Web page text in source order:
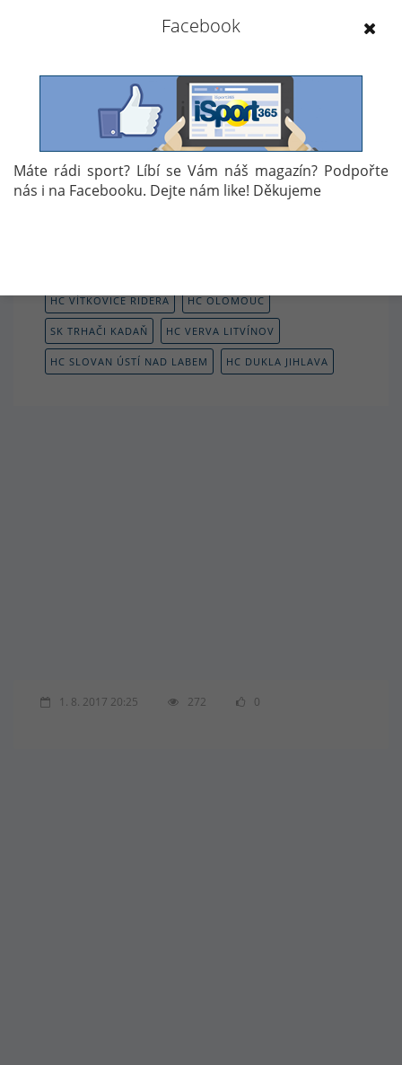
Gula, 35. Jícha – 22. a 47. Macek, 31. Navarra
9. Topinka, 13. Pacanda, 26. Chalupa – 24.
a 49. Chrpa, 23. ?, 33. Chlouba, 34. Buchtela
Autor: D.P.
HC VÍTKOVICE RIDERA HC OLOMOUC
SK TRHAČI KADAŇ HC VERVA LITVÍNOV
HC SLOVAN ÚSTÍ NAD LABEM HC DUKLA JIHLAVA
1. 8. 2017 20:25 272 0
Facebook
Máte rádi sport? Líbí se Vám náš magazín? Podpořte
nás i na Facebooku. Dejte nám like! Děkujeme